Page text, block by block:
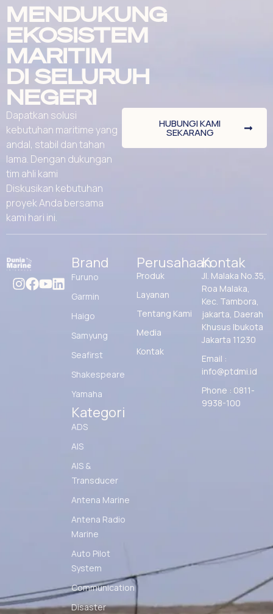
MENDUKUNG
EKOSISTEM
MARITIM
DI SELURUH
NEGERI
Dapatkan solusi
kebutuhan maritime yang
andal, stabil dan tahan
lama. Dengan dukungan
tim ahli kami
Diskusikan kebutuhan
proyek Anda bersama
kami hari ini.
HUBUNGI KAMI
SEKARANG
Brand
Furuno
Garmin
Haigo
Samyung
Seafirst
Shakespeare
Yamaha
Kategori
ADS
AIS
AIS &
Transducer
Antena Marine
Antena Radio
Marine
Auto Pilot
System
Communication
Disaster
Perusahaan
Produk
Layanan
Tentang Kami
Media
Kontak
Kontak
Jl. Malaka No.35,
Roa Malaka,
Kec. Tambora,
jakarta, Daerah
Khusus Ibukota
Jakarta 11230
Email :
info@ptdmi.id
Phone : 0811-
9938-100